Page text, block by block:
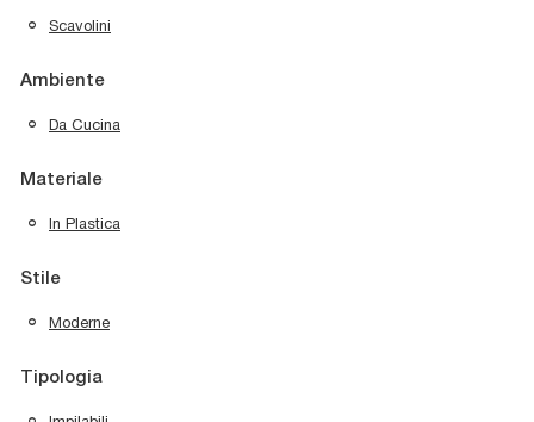
Scavolini
Ambiente
Da Cucina
Materiale
In Plastica
Stile
Moderne
Tipologia